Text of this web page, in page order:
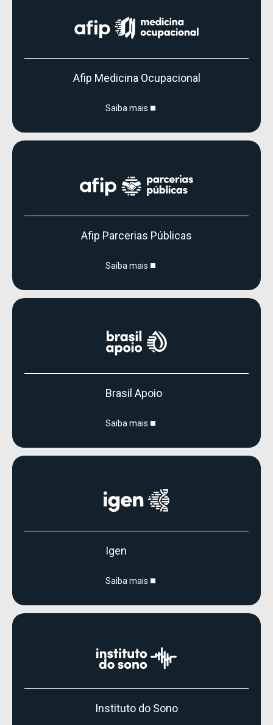
Afip Medicina Ocupacional
Saiba mais
Afip Parcerias Públicas
Saiba mais
Brasil Apoio
Saiba mais
Igen
Saiba mais
Instituto do Sono